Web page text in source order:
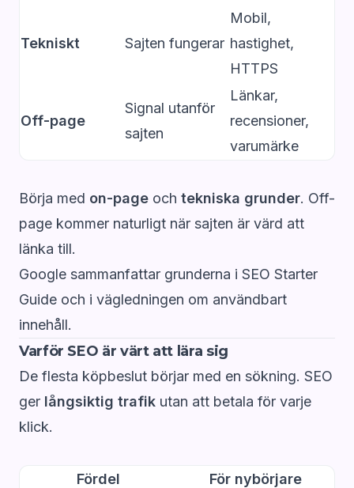
Tekniskt Sajten fungerar
Mobil,
hastighet,
HTTPS
Off-page
Signal utanför
sajten
Länkar,
recensioner,
varumärke
Börja med on-page och tekniska grunder. Off-
page kommer naturligt när sajten är värd att
länka till.
Google sammanfattar grunderna i SEO Starter
Guide och i vägledningen om användbart
innehåll.
Varför SEO är värt att lära sig
De flesta köpbeslut börjar med en sökning. SEO
ger långsiktig trafik utan att betala för varje
klick.
Fördel För nybörjare